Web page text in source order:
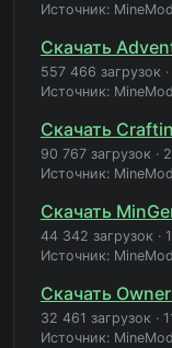
Источник:
Скачать
557 466 загрузок ·
Источник:
Скачать
90 767 загрузок ·
Источник:
Скачать
44 342 загрузок ·
Источник:
Скачать
32 461 загрузок ·
Источник: